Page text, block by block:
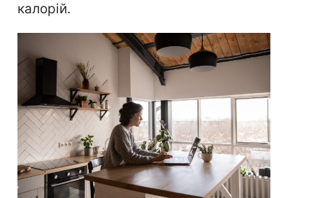
калорій.